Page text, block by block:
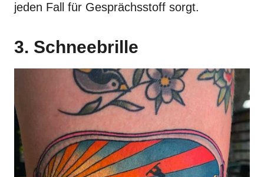
jeden Fall für Gesprächsstoff sorgt.
3. Schneebrille